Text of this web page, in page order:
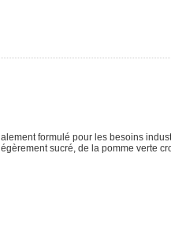
formulé pour les besoins
sucré, de la pomme verte